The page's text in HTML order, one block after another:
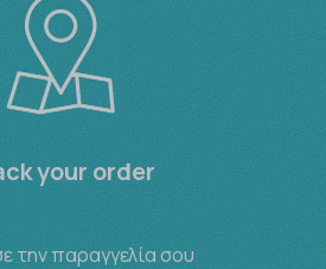
your order
την παραγγελία σου